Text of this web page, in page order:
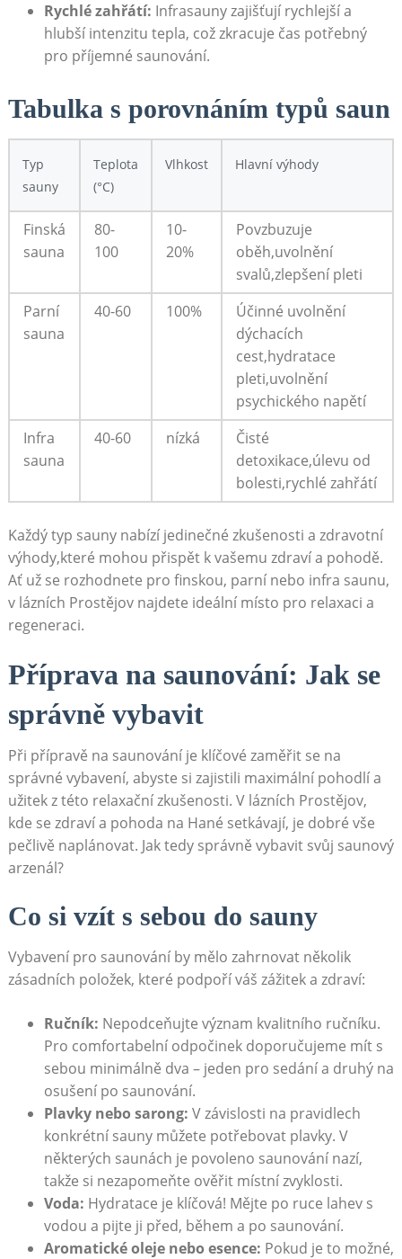
Rychlé zahřátí: Infrasauny zajišťují rychlejší a
hlubší intenzitu tepla, což zkracuje čas potřebný
pro příjemné saunování.
Tabulka s porovnáním typů saun
Typ
sauny
Teplota
(°C)
Vlhkost Hlavní výhody
Finská
sauna
80-
100
10-
20%
Povzbuzuje
oběh,uvolnění
svalů,zlepšení pleti
Parní
sauna
40-60 100%
Účinné uvolnění
dýchacích
cest,hydratace
pleti,uvolnění
psychického napětí
Infra
sauna
40-60 nízká
Čisté
detoxikace,úlevu od
bolesti,rychlé zahřátí
Každý typ sauny nabízí jedinečné zkušenosti a zdravotní
výhody,které mohou přispět k vašemu zdraví a pohodě.
Ať už se rozhodnete pro finskou, parní nebo infra saunu,
v lázních Prostějov najdete ideální místo pro relaxaci a
regeneraci.
Příprava na saunování: Jak se
správně vybavit
Při přípravě na saunování je klíčové zaměřit se na
správné vybavení, abyste si zajistili maximální pohodlí a
užitek z této relaxační zkušenosti. V lázních Prostějov,
kde se zdraví a pohoda na Hané setkávají, je dobré vše
pečlivě naplánovat. Jak tedy správně vybavit svůj saunový
arzenál?
Co si vzít s sebou do sauny
Vybavení pro saunování by mělo zahrnovat několik
zásadních položek, které podpoří váš zážitek a zdraví:
Ručník: Nepodceňujte význam kvalitního ručníku.
Pro comfortabelní odpočinek doporučujeme mít s
sebou minimálně dva – jeden pro sedání a druhý na
osušení po saunování.
Plavky nebo sarong: V závislosti na pravidlech
konkrétní sauny můžete potřebovat plavky. V
některých saunách je povoleno saunování nazí,
takže si nezapomeňte ověřit místní zvyklosti.
Voda: Hydratace je klíčová! Mějte po ruce lahev s
vodou a pijte ji před, během a po saunování.
Aromatické oleje nebo esence: Pokud je to možné,